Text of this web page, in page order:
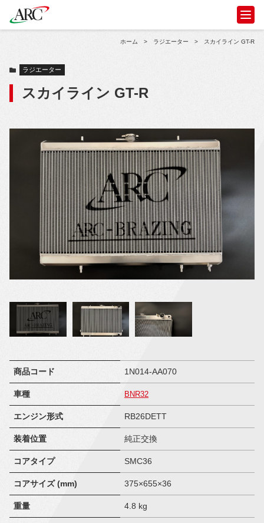
ホーム > ラジエーター > スカイライン GT-R
ラジエーター
スカイライン GT-R
商品コード 1N014-AA070
車種 BNR32
エンジン形式 RB26DETT
装着位置 純正交換
コアタイプ SMC36
コアサイズ (mm) 375×655×36
重量 4.8 kg